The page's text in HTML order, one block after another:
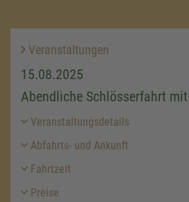
Veranstaltungen
15.08.2025
Abendliche Schlösserfahrt
Veranstaltungsdetails
Abfahrts- und Ankunft
Fahrtzeit
Preise